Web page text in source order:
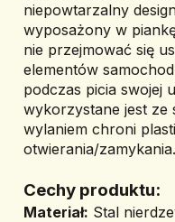
niepowtarzalny
wyposażony w
nie przejmować się
elementów
podczas picia swojej
wykorzystane jest ze
wylaniem chroni
otwierania/zamykania.
Cechy produktu:
Materiał: Stal